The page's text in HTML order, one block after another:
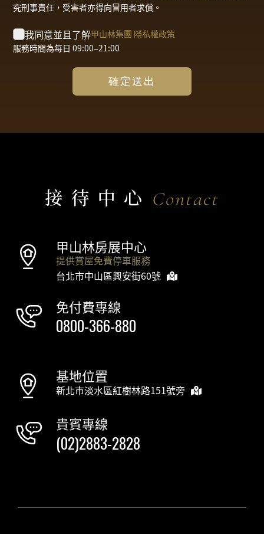
究刑事責任，受害者亦得向冒用者求償。
我同意並且了解甲山林集團 隱私權政策
服務時間為每日 09:00–21:00
確定送出
接待中心 Contact
甲山林房展中心
提供賞屋免費停車服務
台北市中山區興安街60號
免付費專線
0800-366-880
基地位置
新北市淡水區紅樹林路151號旁
貴賓專線
(02)2883-2828